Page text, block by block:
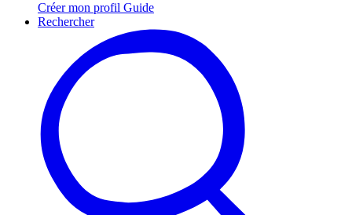
Créer mon profil Guide
Rechercher